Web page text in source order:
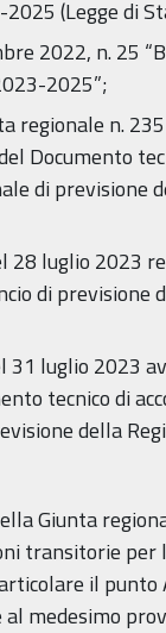
(Legge di
2022, n. 25
2025”;
regionale n.
Documento
di previsione
28 luglio 2023
di previsione
31 luglio 2023
tecnico di
della
Giunta
transitorie
il
medesimo